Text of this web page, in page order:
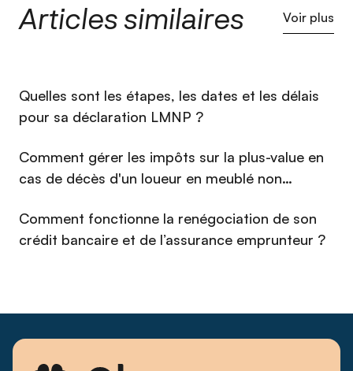
moteurs d'une croissance durable. Depuis son arrivée chez
Qlower, elle s'emploie à faire de la marque une référence
et curieuse, Imane a pour objectif de construire une
communauté de propriétaires bailleurs éclairés, en plaçant la
compréhension de son audience au cœur de chaque action.
Articles similaires Voir plus
⁠Quelles sont les étapes, les dates et les délais
pour sa déclaration LMNP ?
Comment gérer les impôts sur la plus-value en
cas de décès d'un loueur en meublé non
Comment fonctionne la renégociation de son
crédit bancaire et de l’assurance emprunteur ?